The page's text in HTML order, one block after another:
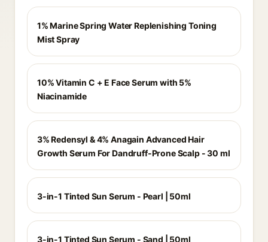
1% Marine Spring Water Replenishing Toning
Mist Spray
10% Vitamin C + E Face Serum with 5%
Niacinamide
3% Redensyl & 4% Anagain Advanced Hair
Growth Serum For Dandruff-Prone Scalp - 30 ml
3-in-1 Tinted Sun Serum - Pearl | 50ml
3-in-1 Tinted Sun Serum - Sand | 50ml